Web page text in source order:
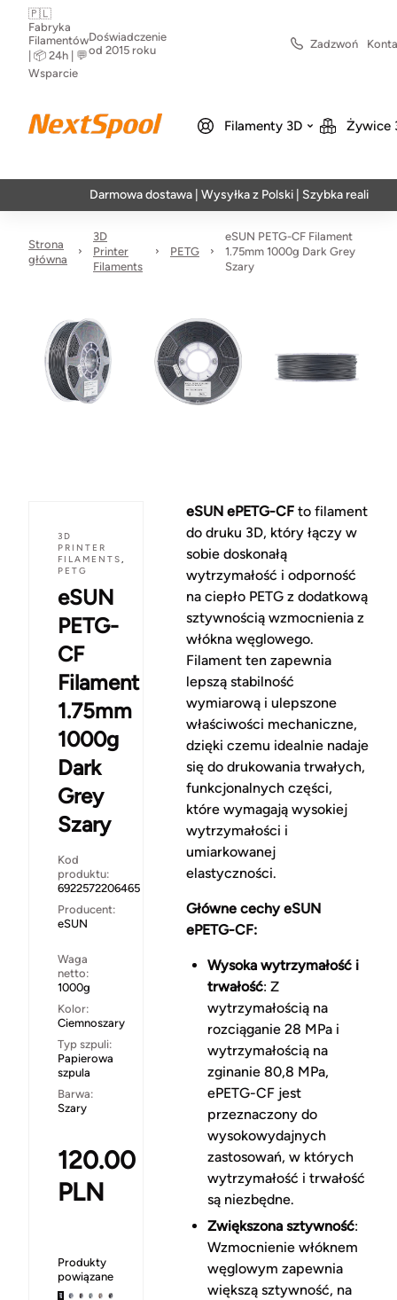
🇵🇱
Fabryka
Filamentów
| 📦 24h | 💬
Wsparcie
Doświadczenie
od 2015 roku
Zadzwoń
Filamenty 3D Żywice
Darmowa dostawa | Wysyłka z Polski | Szybka realizacja w 24h
Strona
główna
3D
Printer
Filaments
PETG
eSUN PETG-CF Filament
1.75mm 1000g Dark Grey
Szary
3D
PRINTER
FILAMENTS,
PETG
eSUN
PETG-
CF
Filament
1.75mm
1000g
Dark
Grey
Szary
Kod
produktu:
6922572206465
Producent:
eSUN
Waga
netto:
1000g
Kolor:
Ciemnoszary
Typ szpuli:
Papierowa
szpula
Barwa:
Szary
120.00
PLN
Produkty
powiązane
eSUN ePETG-CFto filament
do druku 3D, który łączy w
sobie doskonałą
wytrzymałość i odporność
na ciepło PETG z dodatkową
sztywnością wzmocnienia z
włókna węglowego.
Filament ten zapewnia
lepszą stabilność
wymiarową i ulepszone
właściwości mechaniczne,
dzięki czemu idealnie nadaje
się do drukowania trwałych,
funkcjonalnych części,
które wymagają wysokiej
wytrzymałości i
umiarkowanej
elastyczności.
Główne cechy eSUN
ePETG-CF:
Wysoka wytrzymałość i
trwałość: Z
wytrzymałością na
rozciąganie 28 MPa i
wytrzymałością na
zginanie 80,8 MPa,
ePETG-CF jest
przeznaczony do
wysokowydajnych
zastosowań, w których
wytrzymałość i trwałość
są niezbędne.
Zwiększona sztywność:
Wzmocnienie włóknem
węglowym zapewnia
większą sztywność, na